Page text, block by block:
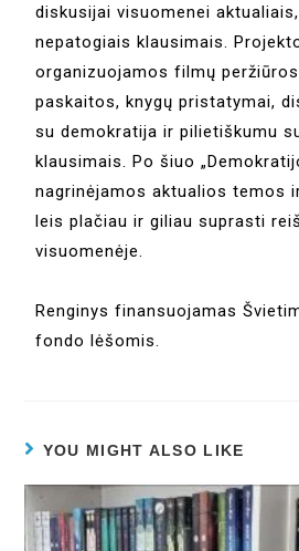
diskusijai visuomenei
nepatogiais klausimais.
organizuojamos filmų
paskaitos, knygų pristatymai,
su demokratija ir pilietiškumu
klausimais. Po šiuo
nagrinėjamos aktualios temos
leis plačiau ir giliau suprasti
visuomenėje.
Renginys finansuojamas
fondo lėšomis.
YOU MIGHT ALSO LIKE